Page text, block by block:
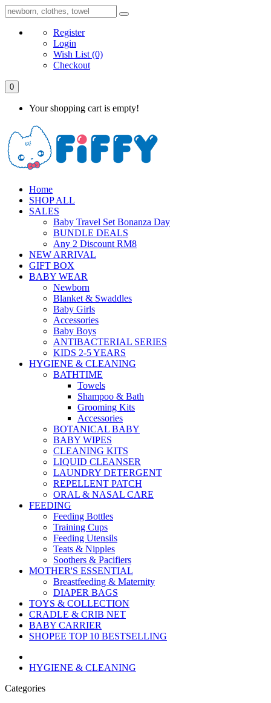
Register
Login
Wish List (0)
Checkout
0
Your shopping cart is empty!
Home
SHOP ALL
SALES
Baby Travel Set Bonanza Day
BUNDLE DEALS
Any 2 Discount RM8
NEW ARRIVAL
GIFT BOX
BABY WEAR
Newborn
Blanket & Swaddles
Baby Girls
Accessories
Baby Boys
ANTIBACTERIAL SERIES
KIDS 2-5 YEARS
HYGIENE & CLEANING
BATHTIME
Towels
Shampoo & Bath
Grooming Kits
Accessories
BOTANICAL BABY
BABY WIPES
CLEANING KITS
LIQUID CLEANSER
LAUNDRY DETERGENT
REPELLENT PATCH
ORAL & NASAL CARE
FEEDING
Feeding Bottles
Training Cups
Feeding Utensils
Teats & Nipples
Soothers & Pacifiers
MOTHER'S ESSENTIAL
Breastfeeding & Maternity
DIAPER BAGS
TOYS & COLLECTION
CRADLE & CRIB NET
BABY CARRIER
SHOPEE TOP 10 BESTSELLING
HYGIENE & CLEANING
Categories